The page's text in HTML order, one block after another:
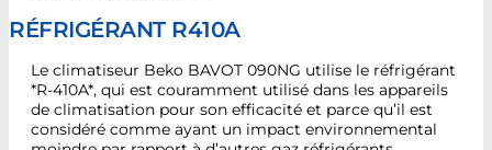
RÉFRIGÉRANT R410A
Le climatiseur Beko BAVOT 090NG utilise le réfrigérant
*R-410A*, qui est couramment utilisé dans les appareils
de climatisation pour son efficacité et parce qu’il est
considéré comme ayant un impact environnemental